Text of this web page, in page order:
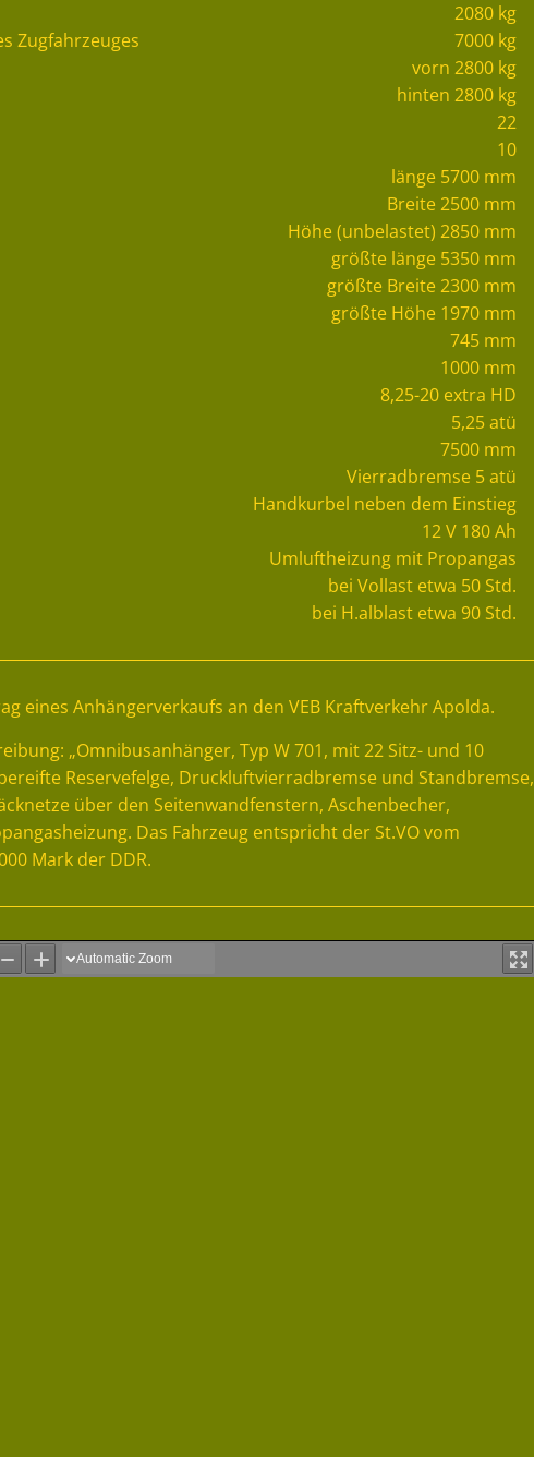
2080 kg
Zugfahrzeuges
7000 kg
vorn 2800 kg
hinten 2800 kg
22
10
länge 5700 mm
Breite 2500 mm
Höhe (unbelastet) 2850 mm
größte länge 5350 mm
größte Breite 2300 mm
größte Höhe 1970 mm
745 mm
1000 mm
8,25-20 extra HD
5,25 atü
7500 mm
Vierradbremse 5 atü
Handkurbel neben dem Einstieg
12 V 180 Ah
Umluftheizung mit Propangas
bei Vollast etwa 50 Std.
bei H.alblast etwa 90 Std.
eines Anhängerverkaufs an den VEB Kraftverkehr Apolda.
„Omnibusanhänger, Typ W 701, mit 22 Sitz- und 10
Reservefelge, Druckluftvierradbremse und Standbremse,
über den Seitenwandfenstern, Aschenbecher,
Das Fahrzeug entspricht der St.VO vom
Mark der DDR.